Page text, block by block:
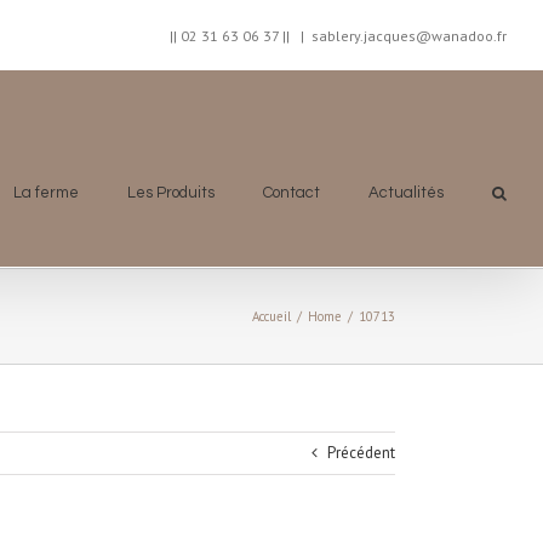
|| 02 31 63 06 37 || | sablery.jacques@wanadoo.fr
La ferme Les Produits Contact Actualités
Accueil / Home / 10713
Précédent